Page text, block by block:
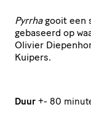
Pyrrhagooit een
gebaseerd op
Olivier
Kuipers.
Duur +- 80